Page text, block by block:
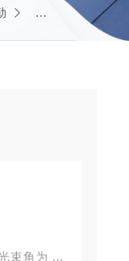
HEDLER
束角为 70